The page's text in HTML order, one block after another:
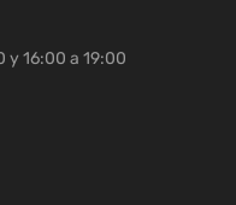
y 16:00 a 19:00